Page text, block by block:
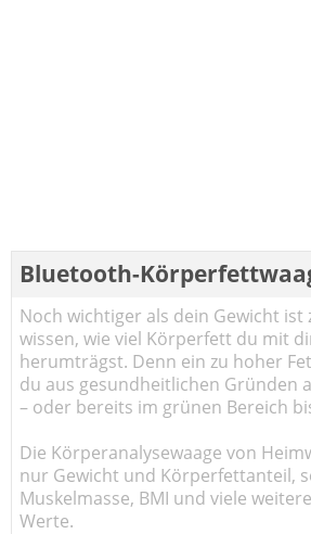
Bluetooth-
Noch wichtiger als dein Gewicht ist
wissen, wie viel Körperfett du mit
herumträgst. Denn ein zu hoher
du aus gesundheitlichen Gründen
– oder bereits im grünen Bereich
Die Körperanalysewaage von
nur Gewicht und Körperfettanteil,
Muskelmasse, BMI und viele
Werte.